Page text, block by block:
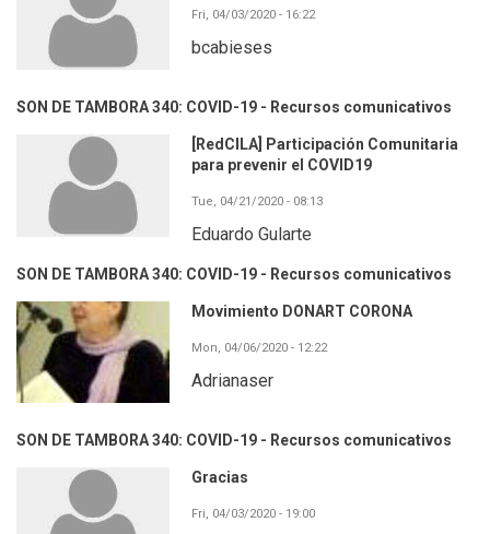
Fri, 04/03/2020 - 16:22
bcabieses
SON DE TAMBORA 340: COVID-19 - Recursos comunicativos
[RedCILA] Participación Comunitaria
para prevenir el COVID19
Tue, 04/21/2020 - 08:13
Eduardo Gularte
SON DE TAMBORA 340: COVID-19 - Recursos comunicativos
Movimiento DONART CORONA
Mon, 04/06/2020 - 12:22
Adrianaser
SON DE TAMBORA 340: COVID-19 - Recursos comunicativos
Gracias
Fri, 04/03/2020 - 19:00